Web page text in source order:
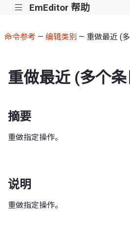
||| EmEditor 帮助
命令参考 — 编辑类别 — 重做最近 (
重做最近 (多个
摘要
重做指定操作。
说明
重做指定操作。